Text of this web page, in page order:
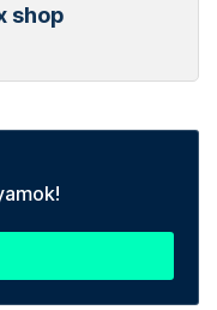
shop